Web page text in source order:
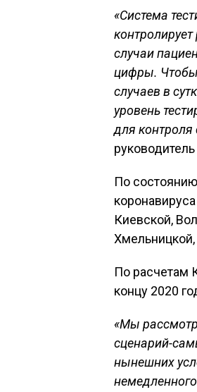
«Система
случаи
цифры. Чтобы
случаев в
уровень
для контроля
По
Киевской,
По расчетам
концу 2020
«Мы
сценарий-
нынешних